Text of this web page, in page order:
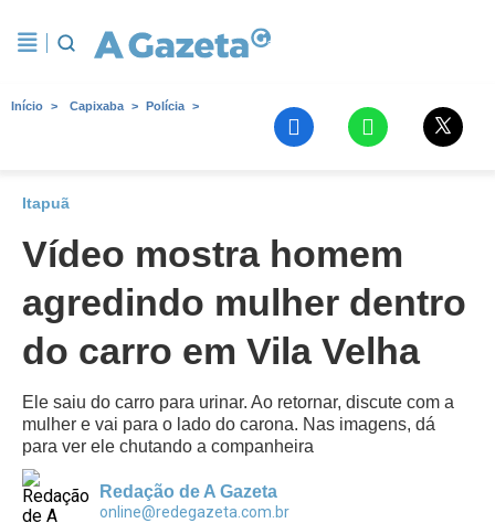
Início Capixaba Polícia
Itapuã
Vídeo mostra homem
agredindo mulher dentro
do carro em Vila Velha
Ele saiu do carro para urinar. Ao retornar, discute com a
mulher e vai para o lado do carona. Nas imagens, dá
para ver ele chutando a companheira
Redação de A Gazeta
online@redegazeta.com.br